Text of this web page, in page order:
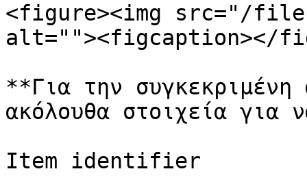
<figure><img src="/files/
alt=""><figcaption></
**Για την
ακόλουθα στοιχεία για
Item identifier